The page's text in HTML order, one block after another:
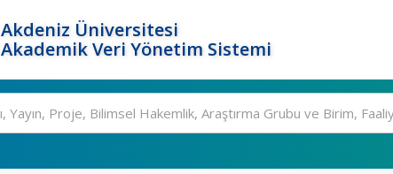
Akdeniz Üniversitesi
Akademik Veri Yönetim Sistemi